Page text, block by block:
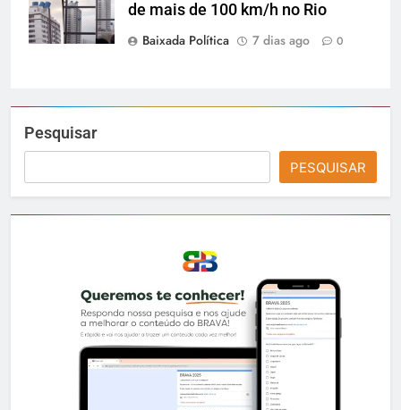
de mais de 100 km/h no Rio
Baixada Política
7 dias ago 0
Pesquisar
PESQUISAR